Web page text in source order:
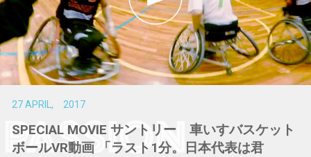
27 APRIL, 2017
SPECIAL MOVIE サントリー 車いすバスケット
ボールVR動画 「ラスト1分。日本代表は君